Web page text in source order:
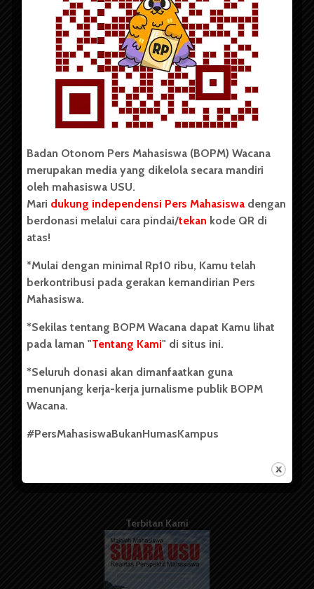
Copyright © 2023. All rights reserved BOPM WACANA.
Badan Otonom Pers Mahasiswa (BOPM) Wacana merupakan
pers mahasiswa yang berdiri di luar kampus dan dikelola
secara mandiri oleh mahasiswa Universitas Sumatera Utara
(USU). Sebelumnya BOPM Wacana merupakan salah satu
Unit Kegiatan Mahasiswa (UKM) di Universitas Sumatera
berdiri pada 1 Juli 1995.
Kontribusi
Info Iklan
Pedoman Media Siber
Kode Etik Jurnalistik
Terbitan Kami
Badan Otonom Pers Mahasiswa (BOPM) Wacana
merupakan media yang dikelola secara mandiri
oleh mahasiswa USU.
Mari dukung independensi Pers Mahasiswa dengan
berdonasi melalui cara pindai/tekan kode QR di
atas!
*Mulai dengan minimal Rp10 ribu, Kamu telah
berkontribusi pada gerakan kemandirian Pers
Mahasiswa.
*Sekilas tentang BOPM Wacana dapat Kamu lihat
pada laman "Tentang Kami" di situs ini.
*Seluruh donasi akan dimanfaatkan guna
menunjang kerja-kerja jurnalisme publik BOPM
Wacana.
#PersMahasiswaBukanHumasKampus